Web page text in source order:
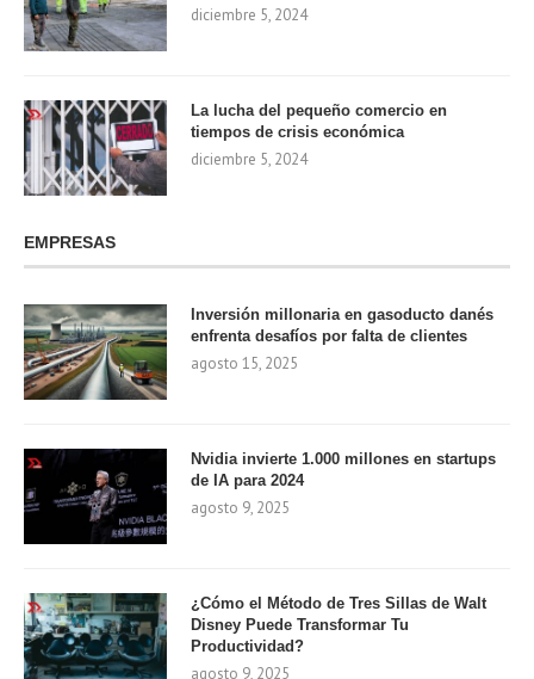
diciembre 5, 2024
La lucha del pequeño comercio en
tiempos de crisis económica
diciembre 5, 2024
EMPRESAS
Inversión millonaria en gasoducto danés
enfrenta desafíos por falta de clientes
agosto 15, 2025
Nvidia invierte 1.000 millones en startups
de IA para 2024
agosto 9, 2025
¿Cómo el Método de Tres Sillas de Walt
Disney Puede Transformar Tu
Productividad?
agosto 9, 2025